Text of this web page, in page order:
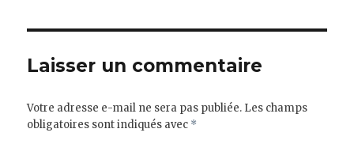
Laisser un commentaire
Votre adresse e-mail ne sera pas publiée. Les champs
obligatoires sont indiqués avec *